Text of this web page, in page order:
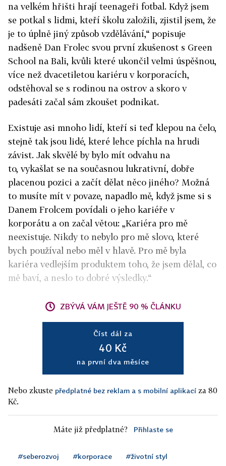
na velkém hřišti hrají teenageři fotbal. Když jsem
se potkal s lidmi, kteří školu založili, zjistil jsem, že
je to úplně jiný způsob vzdělávání,“ popisuje
nadšeně Dan Frolec svou první zkušenost s Green
School na Bali, kvůli které ukončil velmi úspěšnou,
více než dvacetiletou kariéru v korporacích,
odstěhoval se s rodinou na ostrov a skoro v
padesáti začal sám zkoušet podnikat.
Existuje asi mnoho lidí, kteří si teď klepou na čelo,
stejně tak jsou lidé, které lehce píchla na hrudi
závist. Jak skvělé by bylo mít odvahu na
to, vykašlat se na současnou lukrativní, dobře
placenou pozici a začít dělat něco jiného? Možná
to musíte mít v povaze, napadlo mě, když jsme si s
Danem Frolcem povídali o jeho kariéře v
korporátu a on začal větou: „Kariéra pro mě
neexistuje. Nikdy to nebylo pro mě slovo, které
bych používal nebo měl v hlavě. Pro mě byla
kariéra vedlejším produktem toho, že jsem dělal, co
mě baví, a neslo to dobré výsledky.“
ZBÝVÁ VÁM JEŠTĚ 90 % ČLÁNKU
Číst dál za
40 Kč
na první dva měsíce
Nebo zkuste předplatné bez reklam a s mobilní aplikací za 80
Kč.
Máte již předplatné? Přihlaste se
#seberozvoj #korporace #životní styl